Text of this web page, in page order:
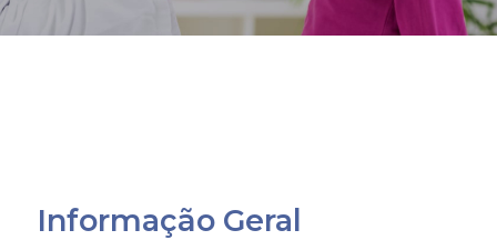
Informação Geral